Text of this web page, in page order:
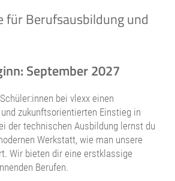
für Berufsausbildung und
September 2027
bei vlexx einen
zukunftsorientierten Einstieg in
der technischen Ausbildung lernst du
Werkstatt, wie man unsere
Wir bieten dir eine erstklassige
Berufen.